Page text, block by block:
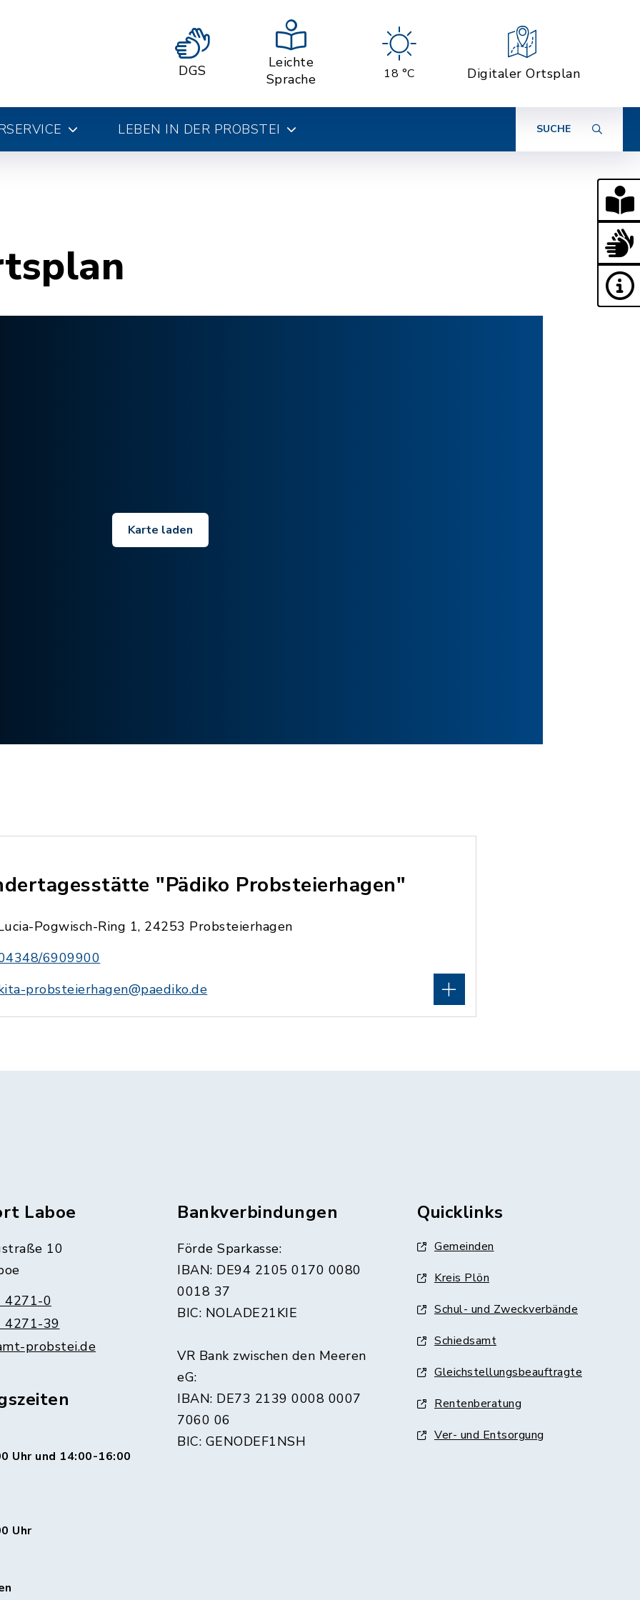
DGS
Leichte
Sprache
18 °C Digitaler Ortsplan
LEBEN IN DER PROBSTEI SUCHE
Karte laden
"Pädiko Probsteierhagen"
Pogwisch-Ring 1, 24253 Probsteierhagen
6909900
probsteierhagen@paediko.de
Laboe
10
4271-0
4271-39
probstei.de
Uhr und 14:00-16:00
Uhr
Bankverbindungen
Förde Sparkasse:
IBAN: DE94 2105 0170 0080
0018 37
BIC: NOLADE21KIE
VR Bank zwischen den Meeren
eG:
IBAN: DE73 2139 0008 0007
7060 06
BIC: GENODEF1NSH
Quicklinks
Gemeinden
Kreis Plön
Schul- und Zweckverbände
Schiedsamt
Gleichstellungsbeauftragte
Rentenberatung
Ver- und Entsorgung